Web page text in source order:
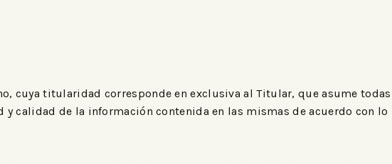
cuya titularidad corresponde en exclusiva al Titular, que asume todas
calidad de la información contenida en las mismas de acuerdo con lo